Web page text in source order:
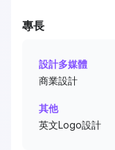
專長
設計多媒體
商業設計
其他
英文Logo設計